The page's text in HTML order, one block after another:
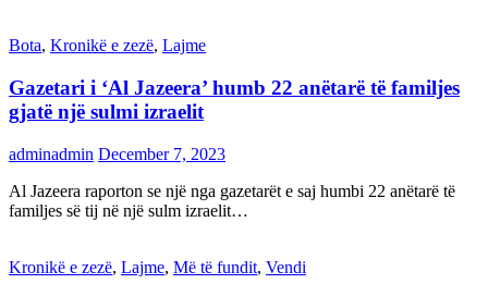
Bota, Kronikë e zezë, Lajme
Gazetari i ‘Al Jazeera’ humb 22 anëtarë të familjes
gjatë një sulmi izraelit
adminadmin December 7, 2023
Al Jazeera raporton se një nga gazetarët e saj humbi 22 anëtarë të
familjes së tij në një sulm izraelit…
Kronikë e zezë, Lajme, Më të fundit, Vendi